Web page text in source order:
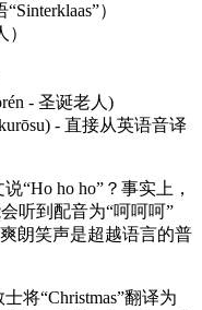
）
- 圣诞老人)
- 直接从英语音译
“Ho ho ho”？事实上，
听到配音为“呵呵呵”
朗笑声是超越语言的普
将“Christmas”翻译为